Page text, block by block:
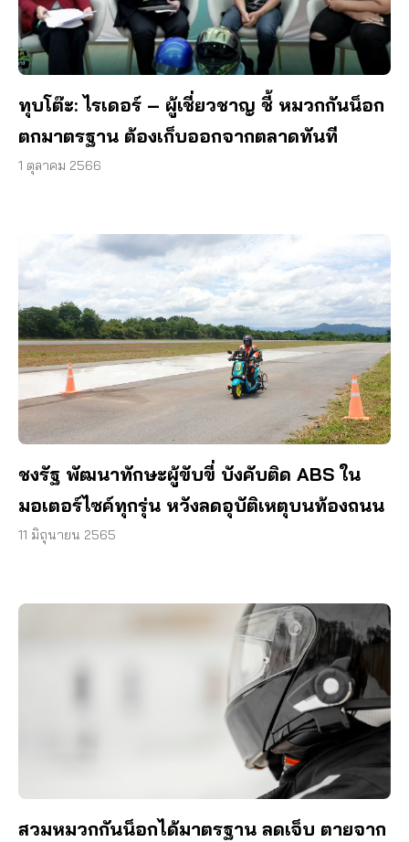
ทุบโต๊ะ: ไรเดอร์ – ผู้เชี่ยวชาญ ชี้ หมวกกันน็อก
ตกมาตรฐาน ต้องเก็บออกจากตลาดทันที
1 ตุลาคม 2566
ชงรัฐ พัฒนาทักษะผู้ขับขี่ บังคับติด ABS ใน
มอเตอร์ไซค์ทุกรุ่น หวังลดอุบัติเหตุบนท้องถนน
11 มิถุนายน 2565
สวมหมวกกันน็อกได้มาตรฐาน ลดเจ็บ ตายจาก